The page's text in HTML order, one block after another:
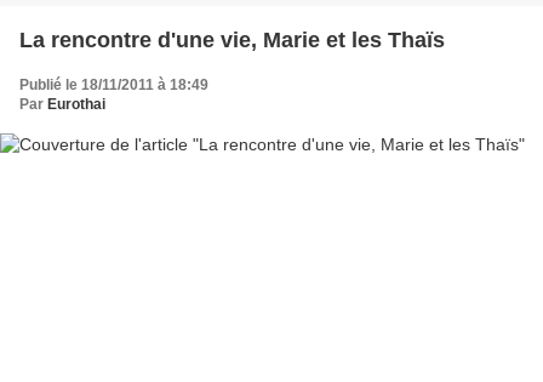
La rencontre d'une vie, Marie et les Thaïs
Publié le 18/11/2011 à 18:49
Par Eurothai